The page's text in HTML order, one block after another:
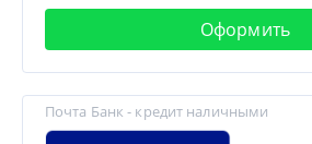
Оформить
Почта Банк - кредит наличными